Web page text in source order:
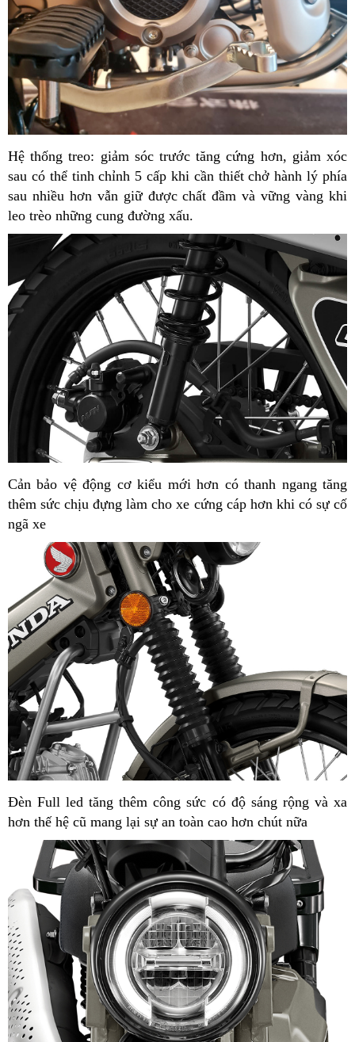
Hệ thống treo: giảm sóc trước tăng cứng hơn, giảm xóc
sau có thể tinh chỉnh 5 cấp khi cần thiết chở hành lý phía
sau nhiều hơn vẫn giữ được chất đầm và vững vàng khi
leo trèo những cung đường xấu.
Cản bảo vệ động cơ kiểu mới hơn có thanh ngang tăng
thêm sức chịu đựng làm cho xe cứng cáp hơn khi có sự cố
ngã xe
Đèn Full led tăng thêm công sức có độ sáng rộng và xa
hơn thế hệ cũ mang lại sự an toàn cao hơn chút nữa